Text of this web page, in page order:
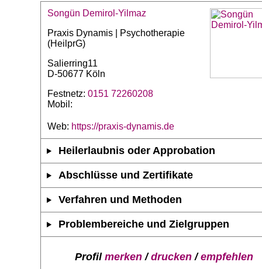
Songün Demirol-Yilmaz
Praxis Dynamis | Psychotherapie
(HeilprG)
Salierring11
D-50677 Köln
Festnetz: 0151 72260208
Mobil:
Web: https://praxis-dynamis.de
Heilerlaubnis oder Approbation
Abschlüsse und Zertifikate
Verfahren und Methoden
Problembereiche und Zielgruppen
Profil merken/drucken/empfehlen